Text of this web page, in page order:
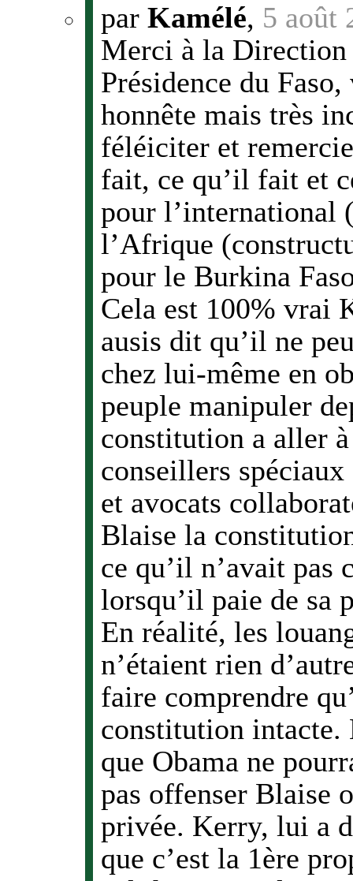
par Kamélé, 5 août
Merci à la
Présidence du
honnête mais très
féléiciter et
fait, ce qu’il fait et
pour l’international
l’Afrique
pour le Burkina
Cela est 100% vrai
ausis dit qu’il ne
chez lui-même en
peuple manipuler
constitution a aller
conseillers
et avocats
Blaise la
ce qu’il n’avait
lorsqu’il paie de sa
En réalité, les
n’étaient rien
faire comprendre
constitution intacte.
que Obama ne
pas offenser Blaise
privée. Kerry, lui a
que c’est la 1ère